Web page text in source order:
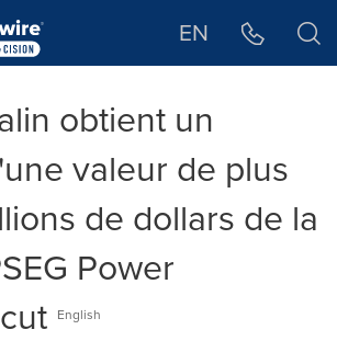
EN
obtient un
valeur de plus
de dollars de la
Power
English